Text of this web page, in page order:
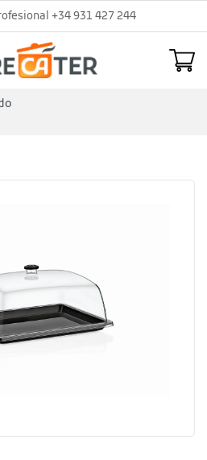
+34 931 427 244